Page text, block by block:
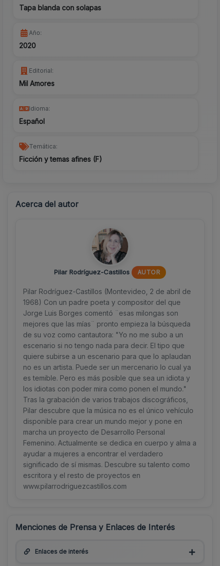
Tapa blanda con solapas
Año:
2020
Editorial:
Mil Amores
Idioma:
Español
Temática:
Ficción y temas afines (F)
Acerca del autor
Pilar Rodríguez-Castillos AUTOR
Pilar Rodríguez-Castillos (Montevideo, 2 de abril de
1968) Con un padre poeta y compositor del que
Jorge Luis Borges comentó ¨esas milongas son
mejores que las mías¨ pronto empieza la búsqueda
de su voz como cantautora: "Yo no me subo a un
escenario si no tengo nada para decir. El tipo que
quiere subirse a un escenario para que lo aplaudan
no es un artista. Puede ser un mercenario lo cual ya
es temible. Pero es más posible que sea un idiota y
los idiotas con poder mira como ponen el mundo."
Tras la grabación de varios trabajos discográficos,
Pilar descubre que la música no es el único vehículo
disponible para crear un mundo mejor y pone en
marcha un proyecto de Desarrollo Personal
Femenino. Actualmente se dedica en cuerpo y alma a
ayudar a mujeres a encontrar el verdadero
significado de sí mismas. Descubre su talento como
escritora y el resto de proyectos en
www.pilarrodriguezcastillos.com
Menciones de Prensa y Enlaces de Interés
Enlaces de interés